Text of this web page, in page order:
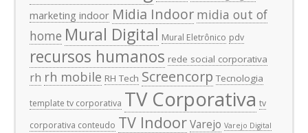
marketing indoor Midia Indoor midia out of
home Mural Digital Mural Eletrônico pdv
recursos humanos rede social corporativa
rh rh mobile RH Tech Screencorp Tecnologia
template tv corporativa TV Corporativa tv
corporativa conteudo TV IndoorVarejo Varejo Digital